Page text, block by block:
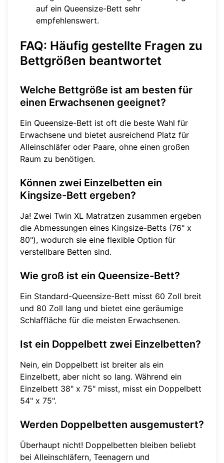
auf ein Queensize-Bett sehr
empfehlenswert.
FAQ: Häufig gestellte Fragen zu
Bettgrößen beantwortet
Welche Bettgröße ist am besten für
einen Erwachsenen geeignet?
Ein Queensize-Bett ist oft die beste Wahl für
Erwachsene und bietet ausreichend Platz für
Alleinschläfer oder Paare, ohne einen großen
Raum zu benötigen.
Können zwei Einzelbetten ein
Kingsize-Bett ergeben?
Ja! Zwei Twin XL Matratzen zusammen ergeben
die Abmessungen eines Kingsize-Betts (76" x
80"), wodurch sie eine flexible Option für
verstellbare Betten sind.
Wie groß ist ein Queensize-Bett?
Ein Standard-Queensize-Bett misst 60 Zoll breit
und 80 Zoll lang und bietet eine geräumige
Schlaffläche für die meisten Erwachsenen.
Ist ein Doppelbett zwei Einzelbetten?
Nein, ein Doppelbett ist breiter als ein
Einzelbett, aber nicht so lang. Während ein
Einzelbett 38" x 75" misst, misst ein Doppelbett
54" x 75".
Werden Doppelbetten ausgemustert?
Überhaupt nicht! Doppelbetten bleiben beliebt
bei Alleinschläfern, Teenagern und